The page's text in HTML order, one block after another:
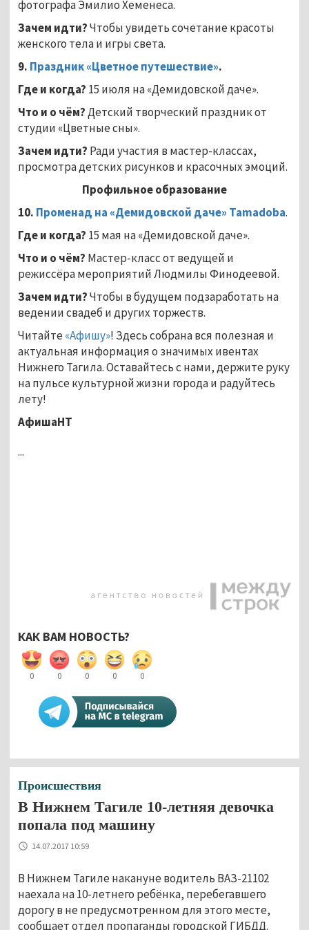
фотографа Эмилио Хеменеса.
Зачем идти?Чтобы увидеть сочетание красоты
женского тела и игры света.
9. Праздник «Цветное путешествие».
Где и когда? 15 июля на «Демидовской даче».
Что и о чём?Детский творческий праздник от
студии «Цветные сны».
Зачем идти? Ради участия в мастер-классах,
просмотра детских рисунков и красочных эмоций.
Профильное образование
10. Променад на «Демидовской даче» Tamadoba.
Где и когда? 15 мая на «Демидовской даче».
Что и о чём? Мастер-класс от ведущей и
режиссёра мероприятий Людмилы Финодеевой.
Зачем идти?Чтобы в будущем подзаработать на
ведении свадеб и других торжеств.
Читайте «Афишу»! Здесь собрана вся полезная и
актуальная информация о значимых ивентах
Нижнего Тагила. Оставайтесь с нами, держите руку
на пульсе культурной жизни города и радуйтесь
лету!
АфишаНТ
...
КАК ВАМ НОВОСТЬ?
0 0 0 0 0
Происшествия
В Нижнем Тагиле 10-летняя девочка
попала под машину
14.07.2017 10:59
В Нижнем Тагиле накануне водитель ВАЗ-21102
наехала на 10-летнего ребёнка, перебегавшего
дорогу в не предусмотренном для этого месте,
сообщает отдел пропаганды городской ГИБДД.